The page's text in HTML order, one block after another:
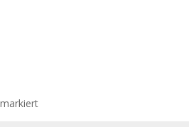
markiert